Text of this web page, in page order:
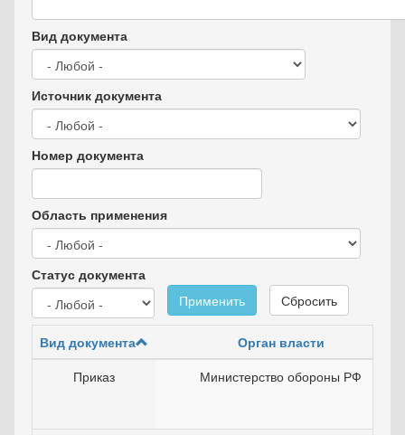
Вид документа
Источник документа
Номер документа
Область применения
Статус документа
Применить
Сбросить
Вид документа
Орган власти
Приказ
Министерство обороны РФ